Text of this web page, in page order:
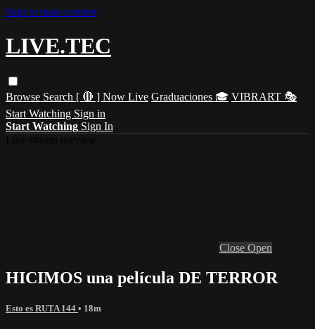
Skip to main content
LIVE.TEC
Browse Search [ 🔴 ] Now Live Graduaciones 🎓 VIBRART 🎭
Start Watching Sign in
Start Watching Sign In
Close Open
HICIMOS una película DE TERROR
Esto es RUTA 144 • 18m